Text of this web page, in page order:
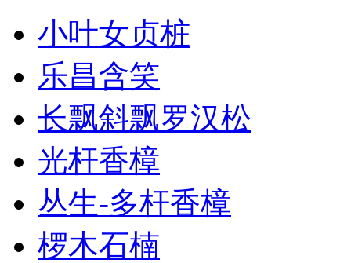
小叶女贞桩
乐昌含笑
长飘斜飘罗汉松
光杆香樟
丛生-多杆香樟
椤木石楠